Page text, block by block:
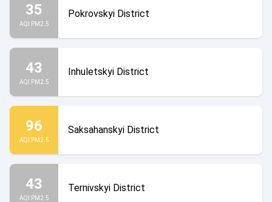
35
AQI PM2.5
Pokrovskyi District
43
AQI PM2.5
Inhuletskyi District
96
AQI PM2.5
Saksahanskyi District
43
AQI PM2.5
Ternivskyi District